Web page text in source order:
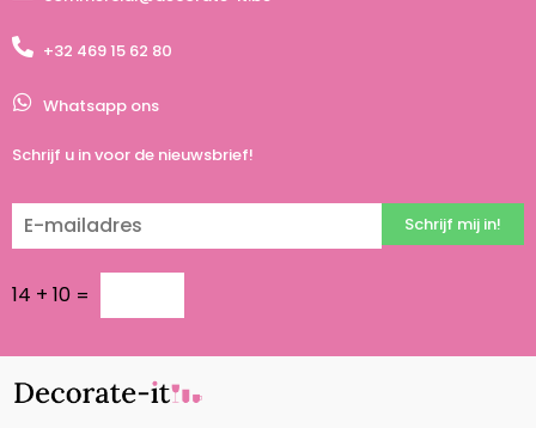
+32 469 15 62 80
Whatsapp ons
Schrijf u in voor de nieuwsbrief!
14 + 10 =
Schrijf mij in!